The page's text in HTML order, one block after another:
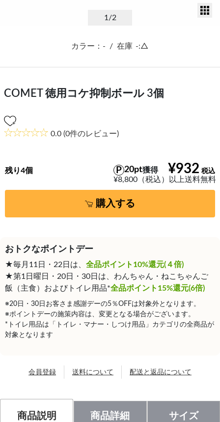
1/2
カラー：- / 在庫 -:△
COMET 徳用コケ抑制ボール 3個
0.0 (0件のレビュー)
¥932
20pt獲得
¥8,800（税込）以上送料無料
残り4個
購入する
おトクなポイントデー
★毎月11日・22日は、 全品ポイント10%還元(４倍)
★第1日曜日・20日・30日は、わんちゃん・ねこちゃんご
飯（主食）およびトイレ用品*全品ポイント15%還元(6倍)
※20日・30日お客さま感謝デーの5％OFFは対象外となります。
※ポイントデーの施策内容は、変更となる場合がございます。
*トイレ用品は「トイレ・マナー・しつけ用品」カテゴリの全商品が
対象となります
会員登録 送料について 配送と返品について
商品説明 商品詳細 サイズ